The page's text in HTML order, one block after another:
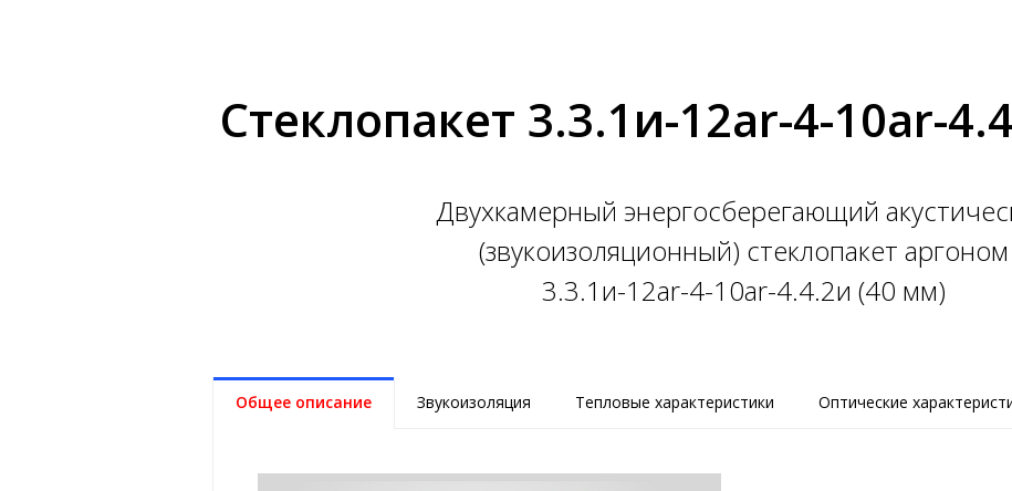
Стеклопакет 3.3.1и-12ar-4-10ar-
Двухкамерный энергосберегающий
(звукоизоляционный) стеклопакет аргоном
3.3.1и-12ar-4-10ar-4.4.2и (40 мм)
Общее описание Звукоизоляция Тепловые характеристики Оптические